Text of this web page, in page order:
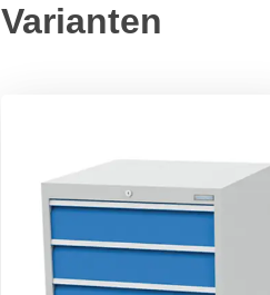
Varianten